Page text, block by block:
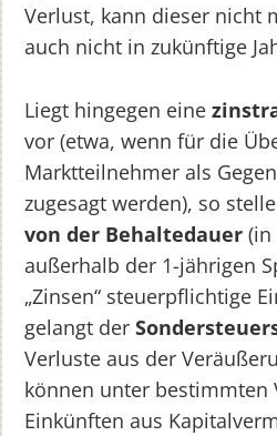
Verlust, kann dieser nicht
auch nicht in zukünftige
Liegt hingegen eine
vor (etwa, wenn für die
Marktteilnehmer als
zugesagt werden), so
von der Behaltedauer (in
außerhalb der 1-jährigen
„Zinsen“ steuerpflichtige
gelangt der
Verluste aus der
können unter bestimmten
Einkünften aus